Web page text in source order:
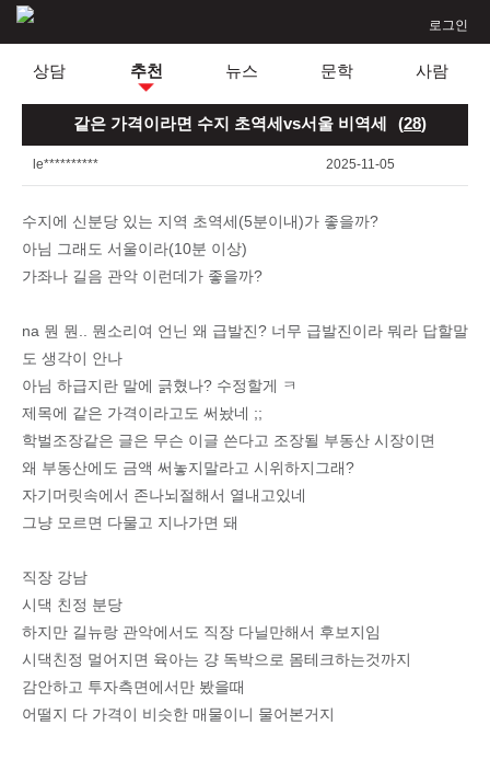
로그인
상담 추천 뉴스 문학 사람
같은 가격이라면 수지 초역세vs서울 비역세 (28)
le********** 2025-11-05
수지에 신분당 있는 지역 초역세(5분이내)가 좋을까?
아님 그래도 서울이라(10분 이상)
가좌나 길음 관악 이런데가 좋을까?
na 뭔 뭔.. 뭔소리여 언닌 왜 급발진? 너무 급발진이라 뭐라 답할말
도 생각이 안나
아님 하급지란 말에 긁혔나? 수정할게 ㅋ
제목에 같은 가격이라고도 써놨네 ;;
학벌조장같은 글은 무슨 이글 쓴다고 조장될 부동산 시장이면
왜 부동산에도 금액 써놓지말라고 시위하지그래?
자기머릿속에서 존나뇌절해서 열내고있네
그냥 모르면 다물고 지나가면 돼
직장 강남
시댁 친정 분당
하지만 길뉴랑 관악에서도 직장 다닐만해서 후보지임
시댁친정 멀어지면 육아는 걍 독박으로 몸테크하는것까지
감안하고 투자측면에서만 봤을때
어떨지 다 가격이 비슷한 매물이니 물어본거지